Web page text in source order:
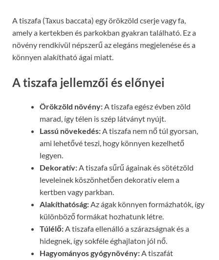
A tiszafa (Taxus baccata) egy örökzöld cserje vagy fa,
amely a kertekben és parkokban gyakran található. Ez a
növény rendkívül népszerű az elegáns megjelenése és a
könnyen alakítható ágai miatt.
A tiszafa jellemzői és előnyei
Örökzöld növény:A tiszafa egész évben zöld
marad, így télen is szép látványt nyújt.
Lassú növekedés:A tiszafa nem nő túl gyorsan,
ami lehetővé teszi, hogy könnyen kezelhető
legyen.
Dekoratív:A tiszafa sűrű ágainak és sötétzöld
leveleinek köszönhetően dekoratív elem a
kertben vagy parkban.
Alakíthatóság:Az ágak könnyen formázhatók, így
különböző formákat hozhatunk létre.
Túlélő:A tiszafa ellenálló a szárazságnak és a
hidegnek, így sokféle éghajlaton jól nő.
Hagyományos gyógynövény:A tiszafát